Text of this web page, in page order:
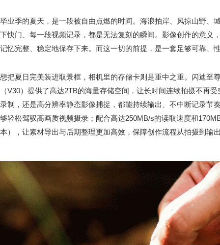
毕业季的夏天，是一段被自由点燃的时间。海浪拍岸、风掠山野
下快门、每一段视频记录，都是无法复刻的瞬间。影像创作的意义
记忆完整、稳定地保存下来。而这一切的前提，是一套足够可靠、
想把夏日完美装进取景框，相机里的存储卡则是重中之重。闪迪
（V30）提供了高达2TB的海量存储空间，让长时间连续拍摄不再
录制，还是高分辨率静态影像捕捉，都能持续输出、不中断记录节
够轻松驾驭高画质视频摄录；配合高达250MB/s的读取速度和
本），让素材导出与后期整理更加高效，保障创作流程从拍摄到输